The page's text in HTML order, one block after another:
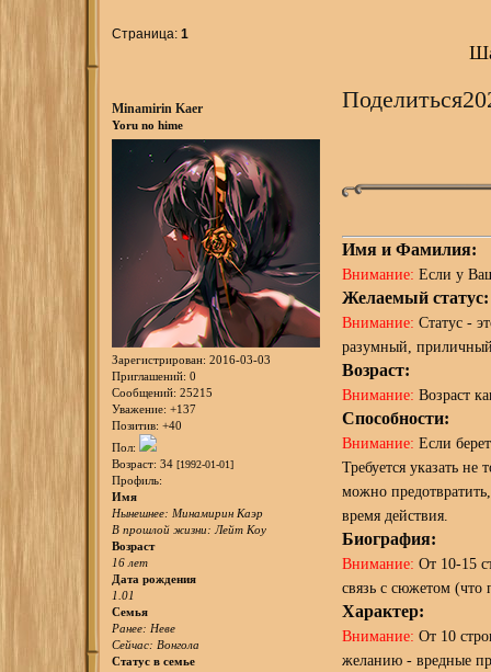
Страница:1
Поделиться
Minamirin Kaer
Yoru no hime
Зарегистрирован: 2016-03-03
Приглашений: 0
Сообщений: 25215
Уважение: +137
Позитив: +40
Пол:
Возраст: 34 [1992-01-01]
Профиль:
Имя
Нынешнее: Минамирин Каэр
В прошлой жизни: Лейт Коу
Возраст
16 лет
Дата рождения
1.01
Семья
Ранее: Неве
Сейчас: Вонгола
Статус в семье
Имя и Фамилия:
Внимание: Если у
Желаемый статус:
Внимание: Статус -
разумный,
Возраст:
Внимание: Возраст
Способности:
Внимание: Если
Требуется указать
можно
время действия.
Биография:
Внимание: От 10-15
связь с сюжетом
Характер:
Внимание: От 10
желанию - вредные